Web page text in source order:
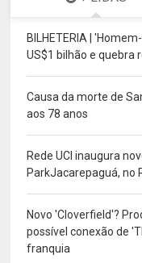
BILHETERIA |
US$1 bilhão e quebra
Causa da morte de
aos 78 anos
Rede UCI inaugura
ParkJacarepaguá, no
Novo 'Cloverfield'?
possível conexão de
franquia